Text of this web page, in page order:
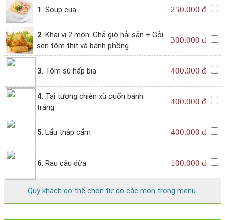
1. Soup cua 250.000 đ
2. Khai vị 2 món: Chả giò hải sản + Gỏi
sen tôm thịt và bánh phồng
300.000 đ
3. Tôm sú hấp bia 400.000 đ
4. Tai tượng chiên xù cuốn bánh
tráng
400.000 đ
5. Lẩu thập cẩm 400.000 đ
6. Rau câu dừa 100.000 đ
Quý khách có thể chọn tự do các món trong menu.